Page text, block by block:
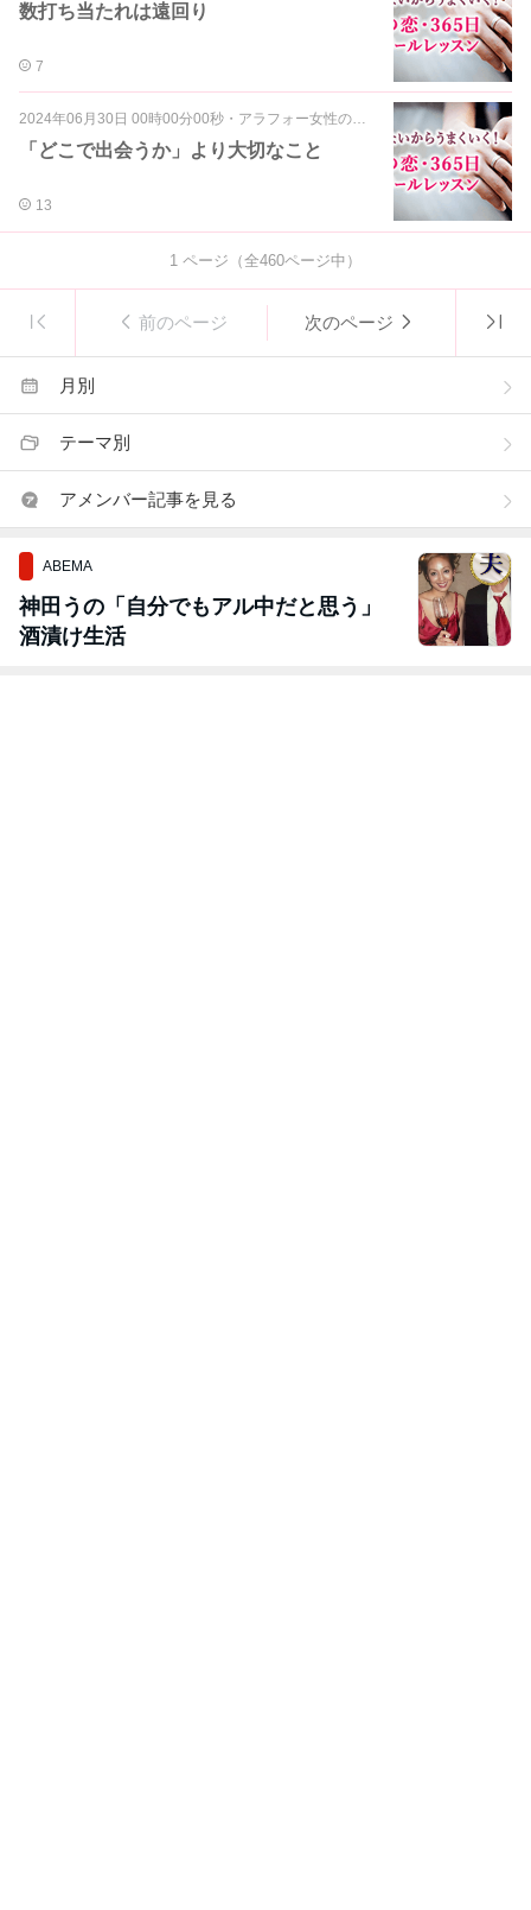
数打ち当たれは遠回り
7
2024年06月30日 00時00分00秒 ・ アラフォー女性の婚活～マインド編～
「どこで出会うか」より大切なこと
13
1 ページ（全460ページ中）
前のページ 次のページ
月別
テーマ別
アメンバー記事を見る
ABEMA
神田うの「自分でもアル中だと思う」
酒漬け生活